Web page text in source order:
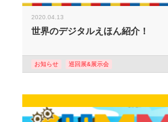
2020.04.13
世界のデジタルえほん紹介！
お知らせ 巡回展&展示会